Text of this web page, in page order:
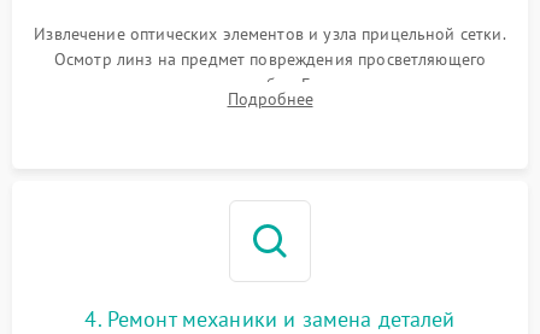
Извлечение оптических элементов и узла прицельной сетки.
Осмотр линз на предмет повреждения просветляющего
покрытия или появления грибка. Бережная очистка стекол
спецрастворами. Проверка целостности гравированной
Подробнее
4. Ремонт механики и замена деталей